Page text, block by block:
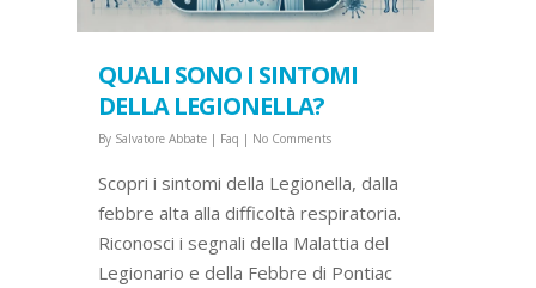
QUALI SONO I SINTOMI
DELLA LEGIONELLA?
By Salvatore Abbate | Faq | No Comments
Scopri i sintomi della Legionella, dalla
febbre alta alla difficoltà respiratoria.
Riconosci i segnali della Malattia del
Legionario e della Febbre di Pontiac